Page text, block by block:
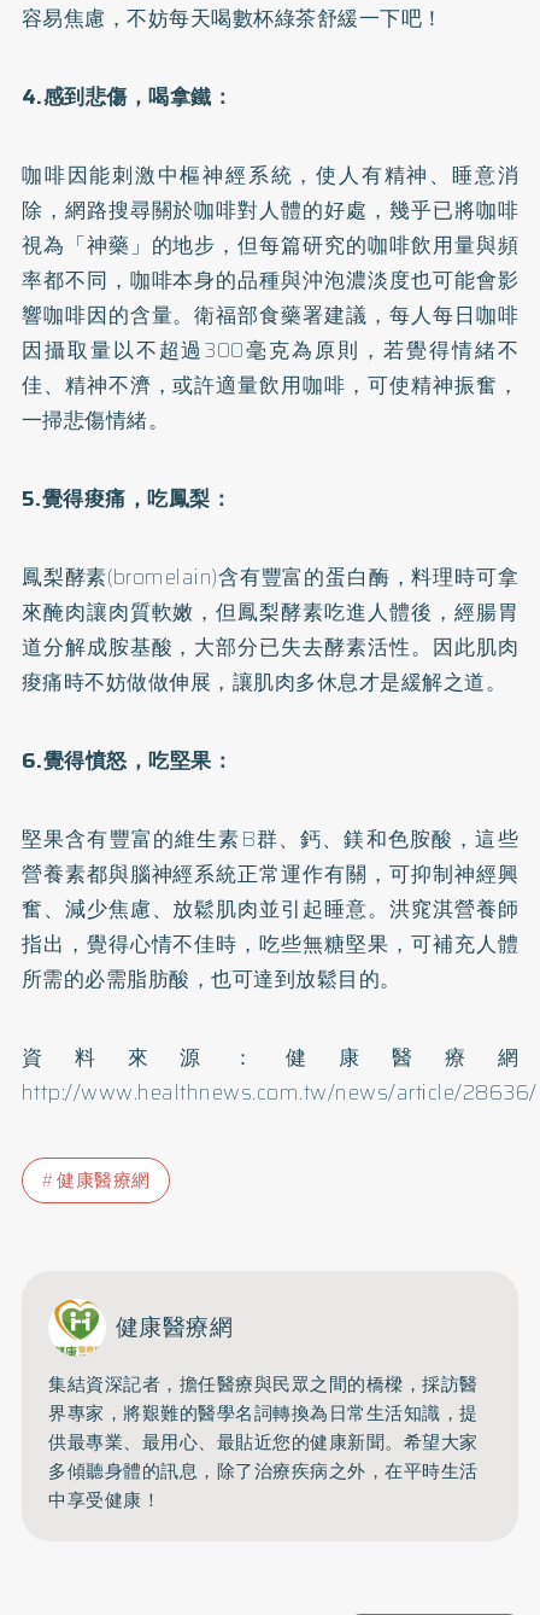
容易焦慮，不妨每天喝數杯綠茶舒緩一下吧！
4.感到悲傷，喝拿鐵：
咖啡因能刺激中樞神經系統，使人有精神、睡意消
除，網路搜尋關於咖啡對人體的好處，幾乎已將咖啡
視為「神藥」的地步，但每篇研究的咖啡飲用量與頻
率都不同，咖啡本身的品種與沖泡濃淡度也可能會影
響咖啡因的含量。衛福部食藥署建議，每人每日咖啡
因攝取量以不超過300毫克為原則，若覺得情緒不
佳、精神不濟，或許適量飲用咖啡，可使精神振奮，
一掃悲傷情緒。
5.覺得痠痛，吃鳳梨：
鳳梨酵素(bromelain)含有豐富的蛋白酶，料理時可拿
來醃肉讓肉質軟嫩，但鳳梨酵素吃進人體後，經腸胃
道分解成胺基酸，大部分已失去酵素活性。因此肌肉
痠痛時不妨做做伸展，讓肌肉多休息才是緩解之道。
6.覺得憤怒，吃堅果：
堅果含有豐富的維生素B群、鈣、鎂和色胺酸，這些
營養素都與腦神經系統正常運作有關，可抑制神經興
奮、減少焦慮、放鬆肌肉並引起睡意。洪窕淇營養師
指出，覺得心情不佳時，吃些無糖堅果，可補充人體
所需的必需脂肪酸，也可達到放鬆目的。
資料來源：健康醫療網
http://www.healthnews.com.tw/news/article/28636/
健康醫療網
健康醫療網
集結資深記者，擔任醫療與民眾之間的橋樑，採訪醫
界專家，將艱難的醫學名詞轉換為日常生活知識，提
供最專業、最用心、最貼近您的健康新聞。希望大家
多傾聽身體的訊息，除了治療疾病之外，在平時生活
中享受健康！